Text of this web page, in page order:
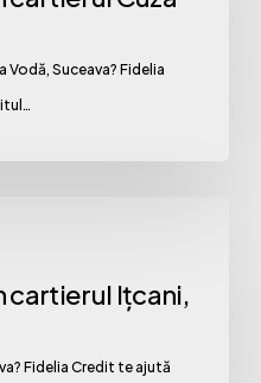
Vodă, Suceava? Fidelia
cartierul Ițcani,
Fidelia Credit te ajută